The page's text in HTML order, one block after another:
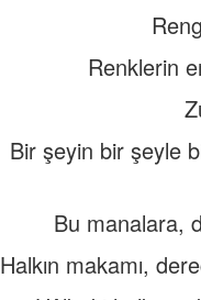
Renklerin
Bir şeyin bir şeyle
Bu manalara,
Halkın makamı,